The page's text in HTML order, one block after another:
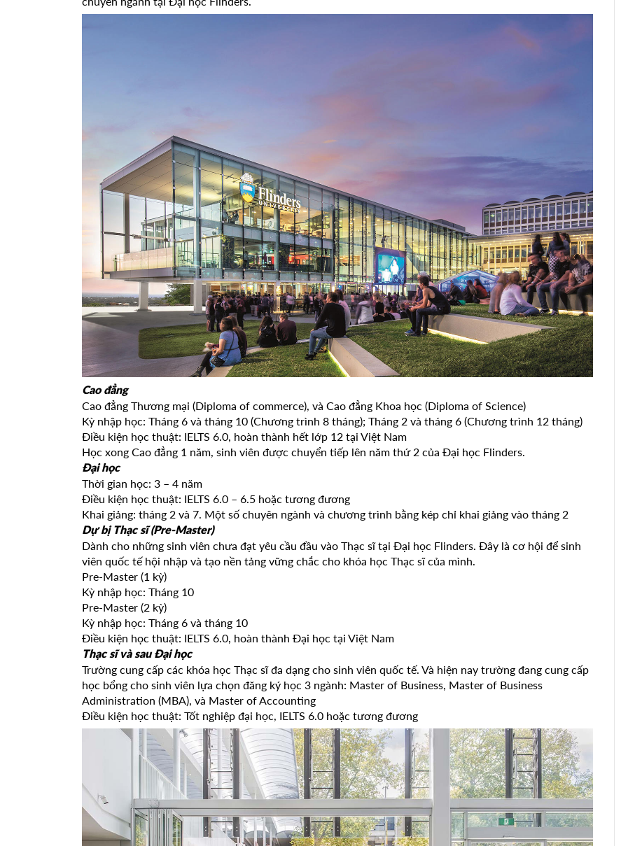
Cao đẳng
Cao đẳng Thương mại (Diploma of commerce), và Cao đẳng Khoa học (Diploma of Science)
Kỳ nhập học: Tháng 6 và tháng 10 (Chương trình 8 tháng); Tháng 2 và tháng 6 (Chương trình 12 tháng)
Điều kiện học thuật: IELTS 6.0, hoàn thành hết lớp 12 tại Việt Nam
Học xong Cao đẳng 1 năm, sinh viên được chuyển tiếp lên năm thứ 2 của Đại học Flinders.
Đại học
Thời gian học: 3 – 4 năm
Điều kiện học thuật: IELTS 6.0 – 6.5 hoặc tương đương
Khai giảng: tháng 2 và 7. Một số chuyên ngành và chương trình bằng kép chỉ khai giảng vào tháng 2
Dự bị Thạc sĩ (Pre-Master)
Dành cho những sinh viên chưa đạt yêu cầu đầu vào Thạc sĩ tại Đại học Flinders. Đây là cơ hội để sinh
viên quốc tế hội nhập và tạo nền tảng vững chắc cho khóa học Thạc sĩ của mình.
Pre-Master (1 kỳ)
Kỳ nhập học: Tháng 10
Pre-Master (2 kỳ)
Kỳ nhập học: Tháng 6 và tháng 10
Điều kiện học thuật: IELTS 6.0, hoàn thành Đại học tại Việt Nam
Thạc sĩ và sau Đại học
Trường cung cấp các khóa học Thạc sĩ đa dạng cho sinh viên quốc tế. Và hiện nay trường đang cung cấp
học bổng cho sinh viên lựa chọn đăng ký học 3 ngành: Master of Business, Master of Business
Administration (MBA), và Master of Accounting
Điều kiện học thuật: Tốt nghiệp đại học, IELTS 6.0 hoặc tương đương